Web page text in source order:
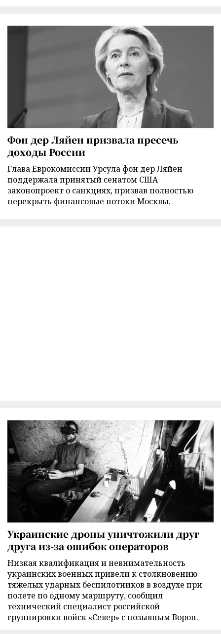
Фон дер Ляйен призвала пресечь
доходы России
Глава Еврокомиссии Урсула фон дер Ляйен
поддержала принятый сенатом США
законопроект о санкциях, призвав полностью
перекрыть финансовые потоки Москвы.
Украинские дроны уничтожили друг
друга из-за ошибок операторов
Низкая квалификация и невнимательность
украинских военных привели к столкновению
тяжелых ударных беспилотников в воздухе при
полете по одному маршруту, сообщил
технический специалист российской
группировки войск «Север» с позывным Ворон.